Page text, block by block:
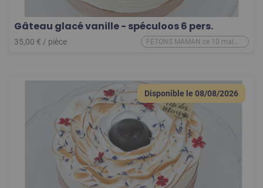
Gâteau glacé vanille - spéculoos 6 pers.
35,00 € / pièce
FETONS MAMAN ce 10 mai
2026
Disponible le 08/08/2026